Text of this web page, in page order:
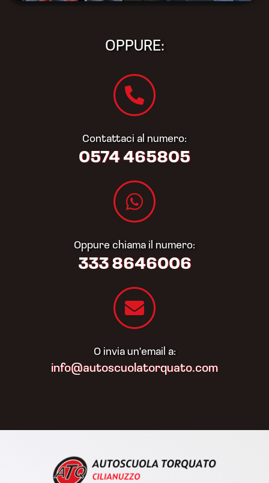
OPPURE:
Contattaci al numero:
0574 465805​
Oppure chiama il numero:
333 8646006
O invia un'email a:
info@autoscuolatorquato.com